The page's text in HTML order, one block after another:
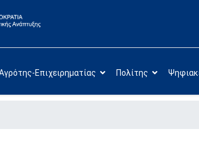
Επιχειρηματίας Πολίτης